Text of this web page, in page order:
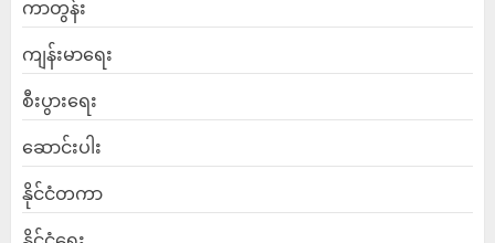
ကာတွန်း
ကျန်းမာရေး
စီးပွားရေး
ဆောင်းပါး
နိုင်ငံတကာ